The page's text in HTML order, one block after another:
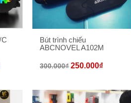
Bút trình chiếu
ABCNOVEL A102M
300.000₫ 250.000₫